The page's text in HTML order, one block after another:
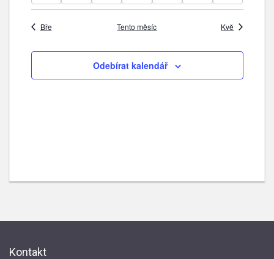
akce
akce
akce
akce
akce
akce
akce
Bře Tento měsíc Kvě
Odebírat kalendář
Kontakt